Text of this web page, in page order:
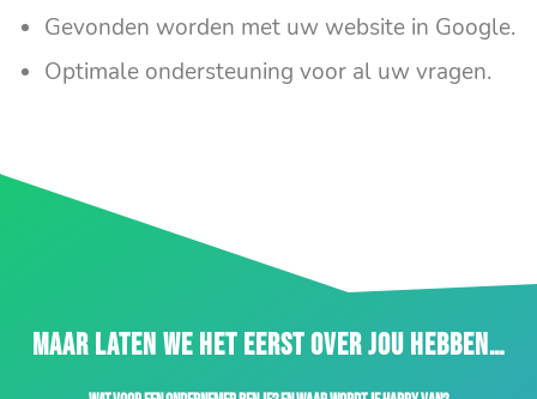
Gevonden worden met uw website in Google.
Optimale ondersteuning voor al uw vragen.
MAAR LATEN WE HET EERST OVER JOU HEBBEN…